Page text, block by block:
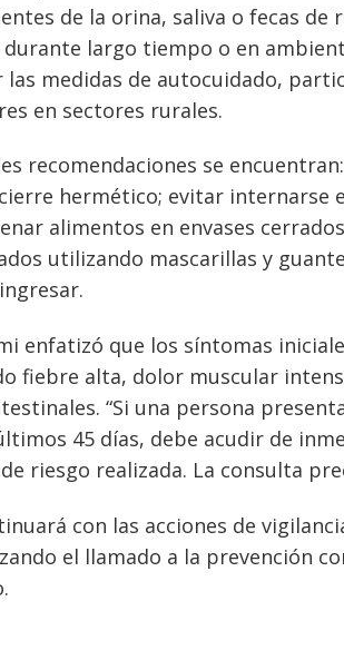
de la orina, saliva o fecas de
durante largo tiempo o en
las medidas de autocuidado,
en sectores rurales.
recomendaciones se
hermético; evitar internarse
alimentos en envases
utilizando mascarillas y
enfatizó que los síntomas
fiebre alta, dolor muscular
“Si una persona
45 días, debe acudir de
riesgo realizada. La consulta
con las acciones de
el llamado a la prevención